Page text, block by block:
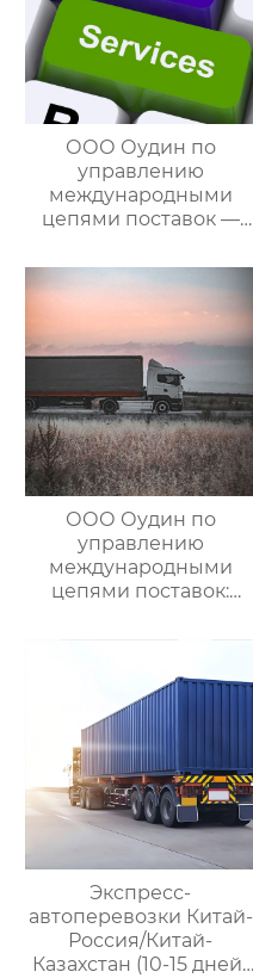
ООО Оудин по
управлению
международными
цепями поставок —
мире китайско-
российских закупок
ООО Оудин по
управлению
международными
цепями поставок:
трансграничной
Россия/Китай-
Казахстан,
предлагающий
множество
эффективных
способов доставки
для удовлетворения
различных
клиентов
Экспресс-
автоперевозки Китай-
Россия/Китай-
Казахстан (10-15 дней)